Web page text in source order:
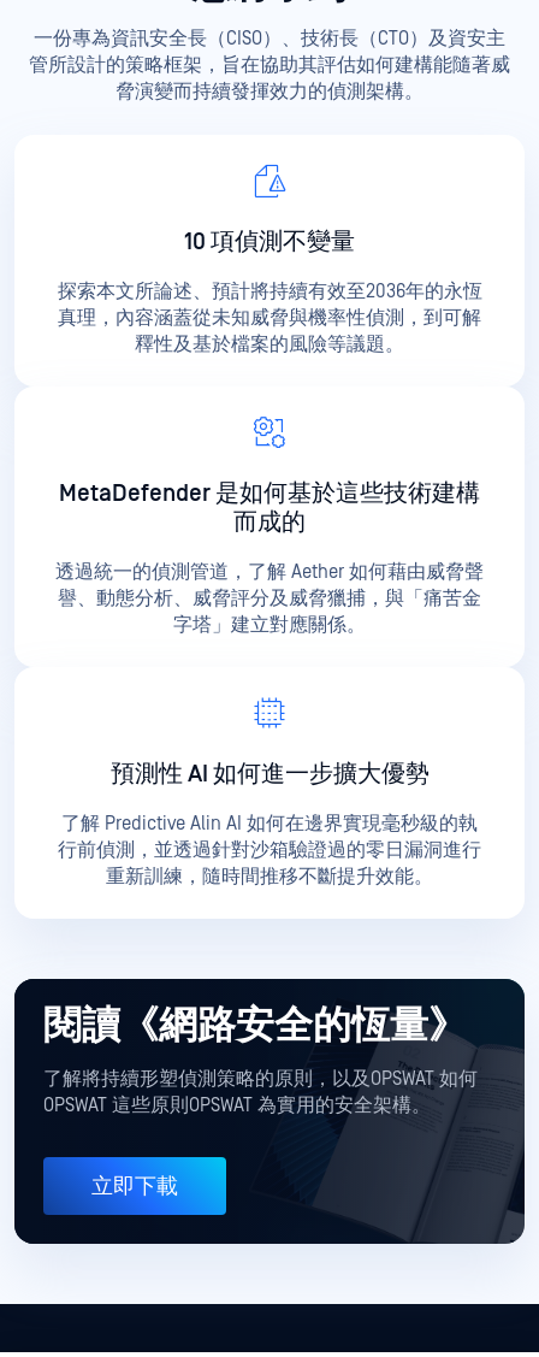
一份專為資訊安全長（CISO）、技術長（CTO）及資安主
管所設計的策略框架，旨在協助其評估如何建構能隨著威
脅演變而持續發揮效力的偵測架構。
10 項偵測不變量
探索本文所論述、預計將持續有效至2036年的永恆
真理，內容涵蓋從未知威脅與機率性偵測，到可解
釋性及基於檔案的風險等議題。
MetaDefender 是如何基於這些技術建構
而成的
透過統一的偵測管道，了解 Aether 如何藉由威脅聲
譽、動態分析、威脅評分及威脅獵捕，與「痛苦金
字塔」建立對應關係。
預測性 AI 如何進一步擴大優勢
了解 Predictive Alin AI 如何在邊界實現毫秒級的執
行前偵測，並透過針對沙箱驗證過的零日漏洞進行
重新訓練，隨時間推移不斷提升效能。
閱讀《網路安全的恆量》
了解將持續形塑偵測策略的原則，以及OPSWAT 如何
OPSWAT 這些原則OPSWAT 為實用的安全架構。
立即下載